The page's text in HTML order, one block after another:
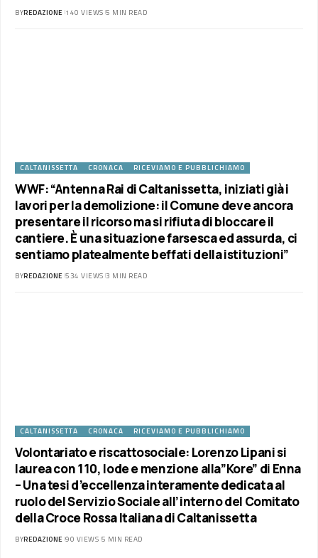
BYREDAZIONE 140 VIEWS 5 MIN READ
CALTANISSETTA CRONACA RICEVIAMO E PUBBLICHIAMO
WWF: “Antenna Rai di Caltanissetta, iniziati già i
lavori per la demolizione: il Comune deve ancora
presentare il ricorso ma si rifiuta di bloccare il
cantiere. È una situazione farsesca ed assurda, ci
sentiamo platealmente beffati della istituzioni”
BYREDAZIONE 534 VIEWS 3 MIN READ
CALTANISSETTA CRONACA RICEVIAMO E PUBBLICHIAMO
Volontariato e riscattosociale: Lorenzo Lipani si
laurea con 110, lode e menzione alla”Kore” di Enna
– Una tesi d’eccellenza interamente dedicata al
ruolo del Servizio Sociale all’interno del Comitato
della Croce Rossa Italiana di Caltanissetta
BYREDAZIONE 90 VIEWS 5 MIN READ